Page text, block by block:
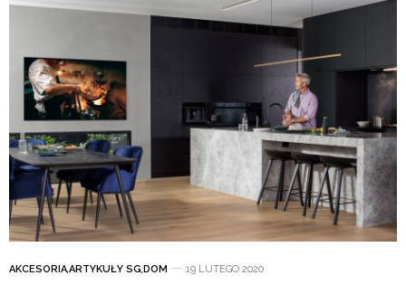
AKCESORIA,ARTYKUŁY SG,DOM 19 LUTEGO 2020